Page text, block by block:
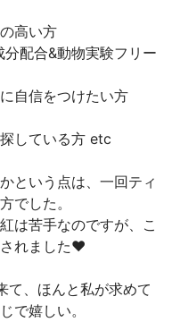
高い方
分配合&動物実験フリー
自信をつけたい方
している方 etc
という点は、一回ティ
でした。
は苦手なのですが、こ
れました♥
て、ほんと私が求めて
で嬉しい。